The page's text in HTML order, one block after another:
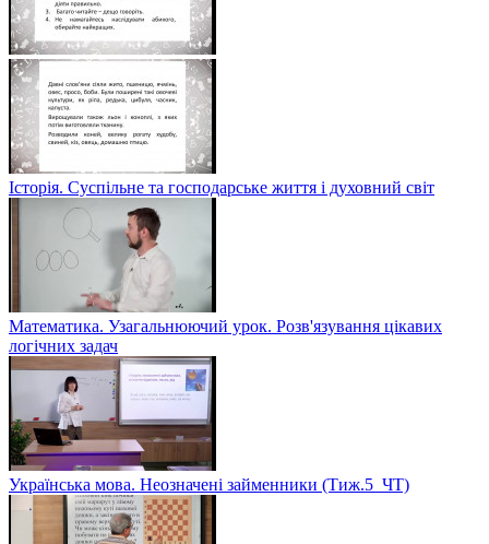
Історія. Суспільне та господарське життя і духовний світ
Математика. Узагальнюючий урок. Розв'язування цікавих
логічних задач
Українська мова. Неозначені займенники (Тиж.5_ЧТ)